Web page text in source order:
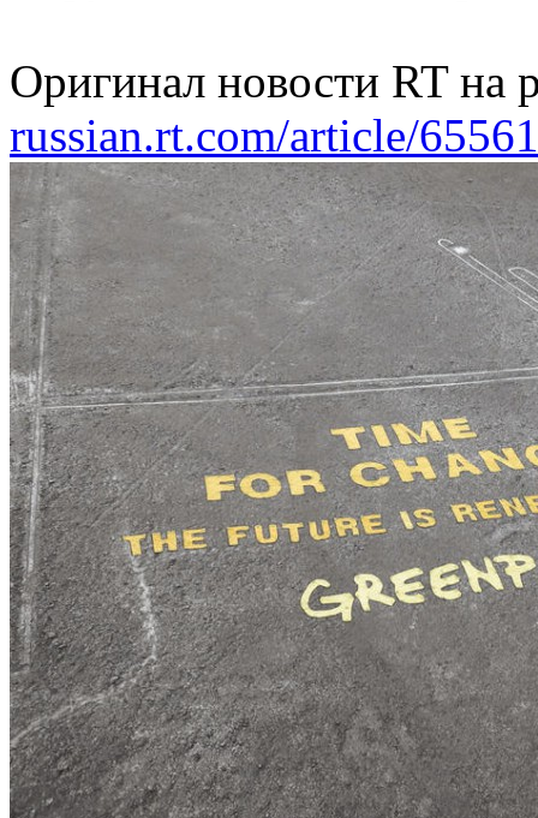
Оригинал новости RT на
russian.rt.com/article/65561